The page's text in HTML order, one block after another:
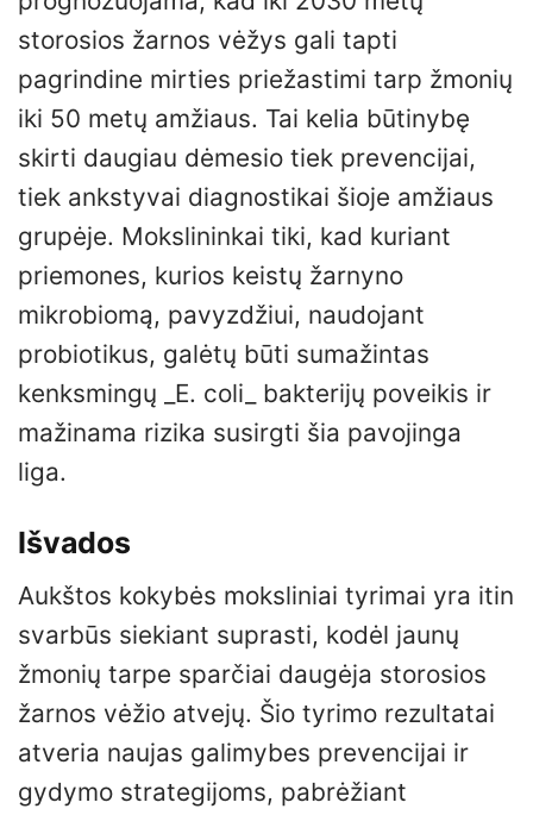
storosios žarnos vėžys gali tapti
pagrindine mirties priežastimi tarp žmonių
iki 50 metų amžiaus. Tai kelia būtinybę
skirti daugiau dėmesio tiek prevencijai,
tiek ankstyvai diagnostikai šioje amžiaus
grupėje. Mokslininkai tiki, kad kuriant
priemones, kurios keistų žarnyno
mikrobiomą, pavyzdžiui, naudojant
probiotikus, galėtų būti sumažintas
kenksmingų _E. coli_ bakterijų poveikis ir
mažinama rizika susirgti šia pavojinga
liga.
Išvados
Aukštos kokybės moksliniai tyrimai yra itin
svarbūs siekiant suprasti, kodėl jaunų
žmonių tarpe sparčiai daugėja storosios
žarnos vėžio atvejų. Šio tyrimo rezultatai
atveria naujas galimybes prevencijai ir
gydymo strategijoms, pabrėžiant